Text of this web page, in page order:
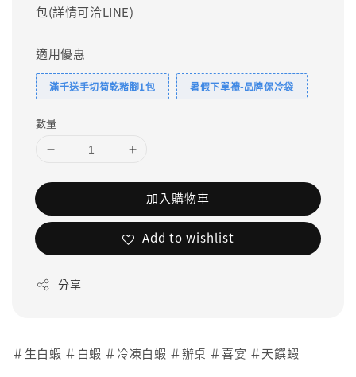
包(詳情可洽LINE)
適用優惠
滿千送手切筍乾豬腳1包 暑假下單禮-品牌保冷袋
數量
加入購物車
Add to wishlist
分享
＃生白蝦 ＃白蝦 ＃冷凍白蝦 ＃辦桌 ＃喜宴 ＃天饌蝦